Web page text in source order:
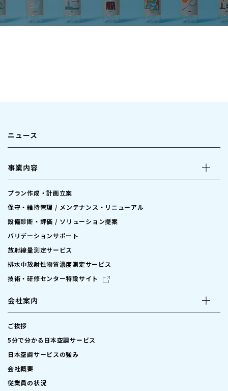
ニュース
事業内容
プラン作成・計画立案
保守・維持管理 / メンテナンス・リニューアル
設備診断・評価 / ソリューション提案
バリデーションサポート
放射線量測定サービス
排水中放射性物質濃度測定サービス
技術・研修センター特設サイト
会社案内
ご挨拶
5分で分かる日本空調サービス
日本空調サービスの強み
会社概要
従業員の状況